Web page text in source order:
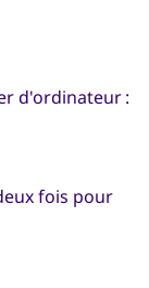
d'ordinateur :
fois pour